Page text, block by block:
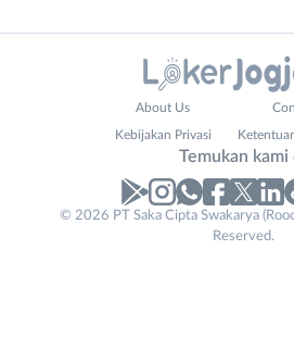
No. Telp /
About Us
Kebijakan Privasi
Temukan kami
© 2026 PT Saka Cipta Swakarya
Reserved.